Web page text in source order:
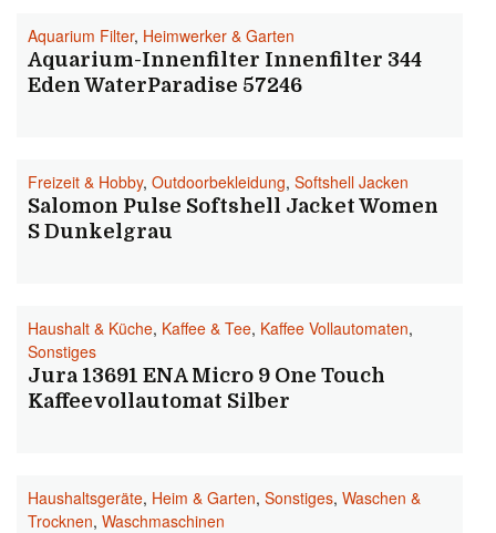
Aquarium Filter, Heimwerker & Garten
Aquarium-Innenfilter Innenfilter 344
Eden WaterParadise 57246
Freizeit & Hobby, Outdoorbekleidung, Softshell Jacken
Salomon Pulse Softshell Jacket Women
S Dunkelgrau
Haushalt & Küche, Kaffee & Tee, Kaffee Vollautomaten,
Sonstiges
Jura 13691 ENA Micro 9 One Touch
Kaffeevollautomat Silber
Haushaltsgeräte, Heim & Garten, Sonstiges, Waschen &
Trocknen, Waschmaschinen